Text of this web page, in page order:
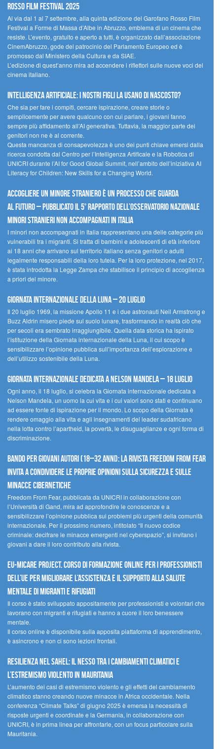
Rosso Film Festival 2025
Al via dal 1 al 7 settembre, alla quinta edizione del Garofano Rosso Film
Festival a Forme di Massa d’Albe in Abruzzo, emblema di un cinema che
resiste. L’evento, gratuito e aperto a tutti, è organizzato dall’associazione
CinemAbruzzo, gode del patrocinio del Parlamento Europeo ed è
promosso dal Ministero della Cultura e da SIAE.
L’edizione di quest’anno mira ad accendere i riflettori sulle nuove voci del
cinema italiano.
Intelligenza artificiale: i nostri figli la usano di nascosto?
Che sia per fare i compiti, cercare ispirazione, creare storie o
semplicemente per avere qualcuno con cui parlare, i giovani fanno
sempre più affidamento all’AI generativa. Tuttavia, la maggior parte dei
genitori non ne è al corrente.
Questa mancanza di consapevolezza è uno dei punti chiave emersi dalla
ricerca condotta dal Centro per l’Intelligenza Artificale e la Robotica di
UNICRI durante l’AI for Good Global Summit, nell’ambito dell’iniziativa AI
Literacy for Children: New Skills for a Changing World.
Accogliere un minore straniero è un processo che guarda
al futuro – Pubblicato il 5° rapporto dell’Osservatorio Nazionale
Minori Stranieri Non Accompagnati in Italia
I minori non accompagnati in Italia rappresentano una delle categorie più
vulnerabili tra i migranti. Si tratta di bambini e adolescenti di età inferiore
ai 18 anni che arrivano sul territorio italiano senza genitori o adulti
legalmente responsabili della loro tutela. Per la loro protezione, nel 2017,
è stata introdotta la Legge Zampa che stabilisce il principio di accoglienza
a priori del minore.
Giornata Internazionale della Luna – 20 luglio
Il 20 luglio 1969, la missione Apollo 11 e i due astronauti Neil Armstrong e
Buzz Aldrin misero piede sul suolo lunare, trasformando in realtà ciò che
per secoli era sembrato irraggiungibile. Quella data storica ha ispirato
l’istituzione della Giornata internazionale della Luna, il cui scopo è
sensibilizzare l’opinione pubblica sull’importanza dell’esplorazione e
dell’utilizzo sostenibile della Luna.
Giornata internazionale dedicata a Nelson Mandela – 18 luglio
Ogni anno, il 18 luglio, si celebra la Giornata internazionale dedicata a
Nelson Mandela, un uomo la cui vita e i cui valori sono stati e continuano
ad essere fonte di ispirazione per il mondo. Lo scopo della Giornata è
rendere omaggio alla vita e agli insegnamenti del leader sudafricano
nella lotta contro l’apartheid, la povertà, le disuguaglianze e ogni forma di
discriminazione.
Bando per giovani autori (18–32 anni): la Rivista Freedom From Fear
invita a condividere le proprie opinioni sulla sicurezza e sulle
minacce cibernetiche
Freedom From Fear, pubblicata da UNICRI in collaborazione con
l’Università di Gand, mira ad approfondire le conoscenze e a
sensibilizzare l’opinione pubblica sui problemi più urgenti della comunità
internazionale. Per il prossimo numero, intitolato “Il nuovo codice
criminale: decifrare le minacce emergenti nel cyberspazio”, si invitano i
giovani a dare il loro contributo alla rivista.
EU-MiCare Project. Corso di formazione online per i professionisti
dell’UE per migliorare l’assistenza e il supporto alla salute
mentale di migranti e rifugiati
Il corso è stato sviluppato appositamente per professionisti e volontari che
lavorano con migranti e rifugiati e hanno a cuore il loro benessere
mentale.
Il corso online è disponibile sulla apposita piattaforma di apprendimento,
è asincrono e non ci sono lezioni frontali.
Resilienza nel Sahel: il nesso tra i cambiamenti climatici e
l’estremismo violento in Mauritania
L’aumento dei casi di estremismo violento e gli effetti del cambiamento
climatico stanno creando nuove minacce in Africa occidentale. Nella
conferenza “Climate Talks” di giugno 2025 è emersa la necessità di
risposte urgenti e coordinate e la Germania, in collaborazione con
UNICRI, è in prima linea per affrontarle, con un focus particolare sulla
Mauritania.